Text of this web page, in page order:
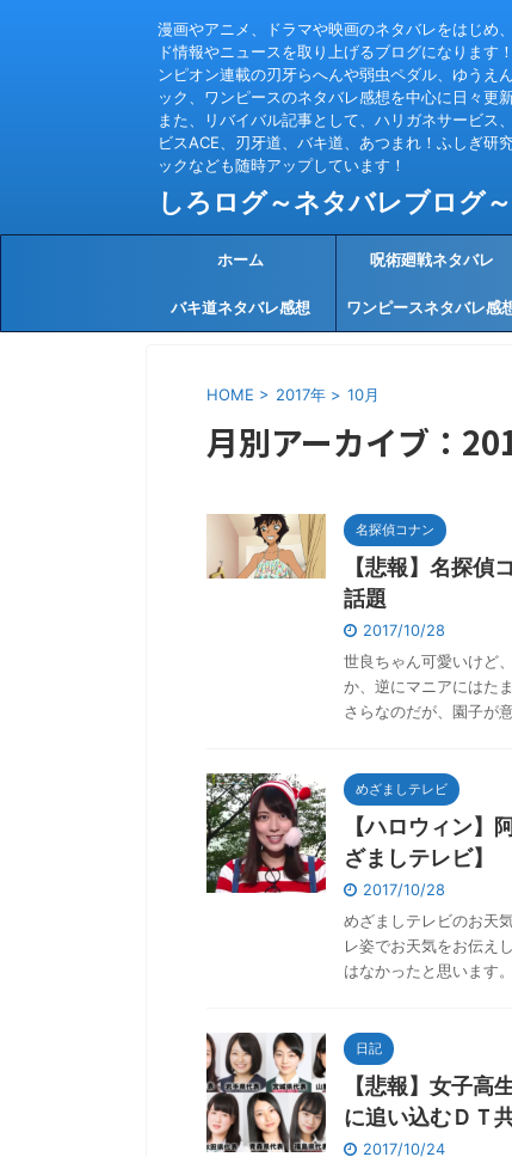
漫画やアニメ、ドラマや映画のネタバレをはじめ
ド情報やニュースを取り上げるブログになります
ンピオン連載の刃牙らへんや弱虫ペダル、ゆうえ
ック、ワンピースのネタバレ感想を中心に日々更
また、リバイバル記事として、ハリガネサービス
ビスACE、刃牙道、バキ道、あつまれ！ふしぎ研
ックなども随時アップしています！
しろログ～ネタバレブログ～
ホーム 呪術廻戦ネタバレ
バキ道ネタバレ感想 ワンピースネタバレ感
HOME > 2017年 > 10月
月別アーカイブ：
名探偵コナン
【悲報】名探偵
話題
2017/10/28
世良ちゃん可愛いけど
か、逆にマニアにはた
さらなのだが、園子が
めざましテレビ
【ハロウィン】
ざましテレビ】
2017/10/28
めざましテレビのお天
レ姿でお天気をお伝え
はなかったと思います
日記
【悲報】女子高
に追い込むＤＴ
2017/10/24